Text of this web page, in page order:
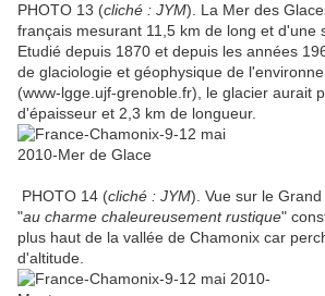
PHOTO 13 (cliché : JYM). La Mer des
français mesurant 11,5 km de long et d'une
Etudié depuis 1870 et depuis les années
de glaciologie et géophysique de
(www-lgge.ujf-grenoble.fr), le glacier aurait
d'épaisseur et 2,3 km de longueur.
PHOTO 14 (cliché : JYM). Vue sur le
"au charme chaleureusement rustique"
plus haut de la vallée de Chamonix car
d'altitude.